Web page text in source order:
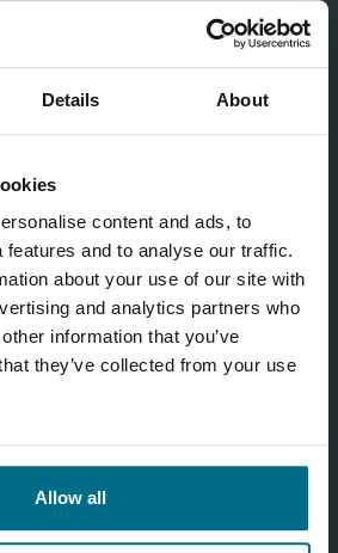
Details About
content and ads, to
features and to analyse our traffic.
about your use of our site with
and analytics partners who
information that you’ve
they’ve collected from your use
Allow all
geben wir nicht an Dritte weiter. Sie
Ihrer Daten jederzeit widersprechen.
finden Sie in unserer
.